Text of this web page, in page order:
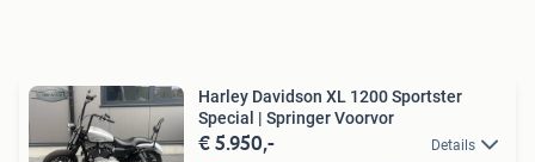
Harley Davidson XL 1200 Sportster
Special | Springer Voorvor
€ 5.950,- Details